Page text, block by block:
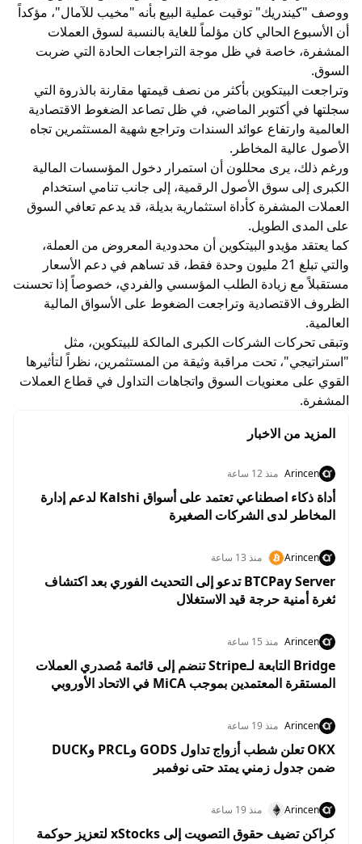
ووصف "كيندريك" توقيت عملية البيع بأنه "مخيب للآمال"، مؤكداً
أن الأسبوع الحالي كان مؤلماً للغاية بالنسبة لسوق العملات
المشفرة، خاصة في ظل موجة التراجعات الحادة التي ضربت
السوق.
وتراجعت البيتكوين بأكثر من نصف قيمتها مقارنة بالذروة التي
سجلتها في أكتوبر الماضي، في ظل تصاعد الضغوط الاقتصادية
العالمية وارتفاع عوائد السندات وتراجع شهية المستثمرين تجاه
الأصول عالية المخاطر.
ورغم ذلك، يرى محللون أن استمرار دخول المؤسسات المالية
الكبرى إلى سوق الأصول الرقمية، إلى جانب تنامي استخدام
العملات المشفرة كأداة استثمارية بديلة، قد يدعم تعافي السوق
على المدى الطويل.
كما يعتقد مؤيدو البيتكوين أن محدودية المعروض من العملة،
والتي تبلغ 21 مليون وحدة فقط، قد تساهم في دعم الأسعار
مستقبلاً مع زيادة الطلب المؤسسي والفردي، خصوصاً إذا تحسنت
الظروف الاقتصادية وتراجعت الضغوط على الأسواق المالية
العالمية.
وتبقى تحركات الشركات الكبرى المالكة للبيتكوين، مثل
"استراتيجي"، تحت مراقبة وثيقة من المستثمرين، نظراً لتأثيرها
القوي على معنويات السوق واتجاهات التداول في قطاع العملات
المشفرة.
المزيد من الاخبار
Arincen منذ 12 ساعة
أداة ذكاء اصطناعي تعتمد على أسواق Kalshi لدعم إدارة
المخاطر لدى الشركات الصغيرة
Arincen منذ 13 ساعة
BTCPay Server تدعو إلى التحديث الفوري بعد اكتشاف
ثغرة أمنية حرجة قيد الاستغلال
Arincen منذ 15 ساعة
Bridge التابعة لـStripe تنضم إلى قائمة مُصدري العملات
المستقرة المعتمدين بموجب MiCA في الاتحاد الأوروبي
Arincen منذ 19 ساعة
OKX تعلن شطب أزواج تداول GODS وPRCL وDUCK
ضمن جدول زمني يمتد حتى نوفمبر
Arincen منذ 19 ساعة
كراكن تضيف حقوق التصويت إلى xStocks لتعزيز حوكمة